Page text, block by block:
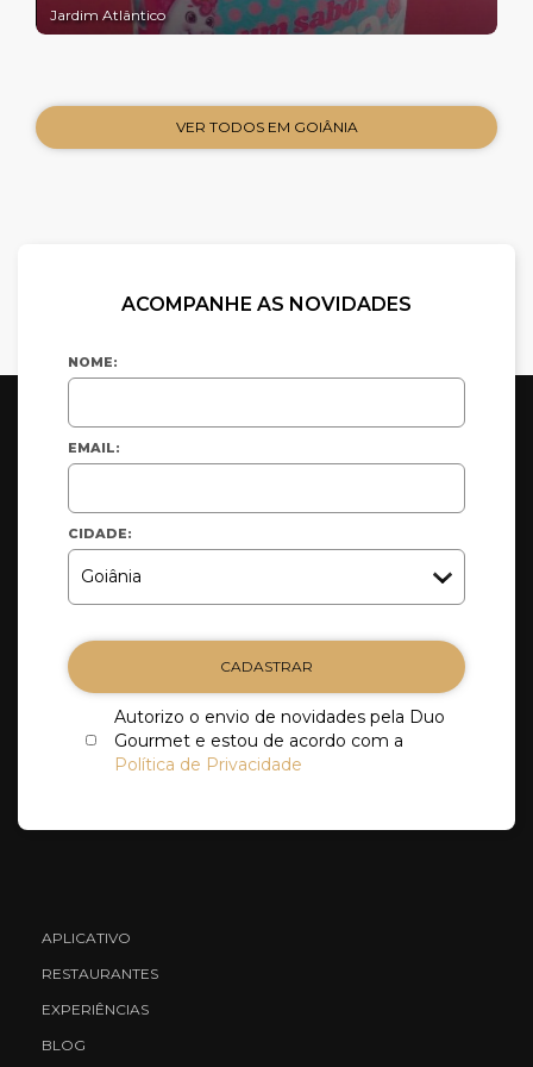
Jardim Atlântico
VER TODOS EM GOIÂNIA
ACOMPANHE AS NOVIDADES
NOME:
EMAIL:
CIDADE:
CADASTRAR
Autorizo o envio de novidades pela Duo
Gourmet e estou de acordo com a
Política de Privacidade
APLICATIVO
RESTAURANTES
EXPERIÊNCIAS
BLOG